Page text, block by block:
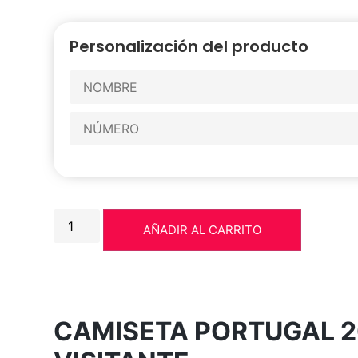
Personalización del producto
AÑADIR AL CARRITO
CAMISETA PORTUGAL